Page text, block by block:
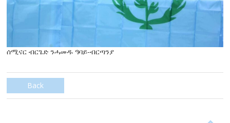
ሰሚናር ብርጌድ ንሓመዱ ዓባይ-ብርጣንያ
Back